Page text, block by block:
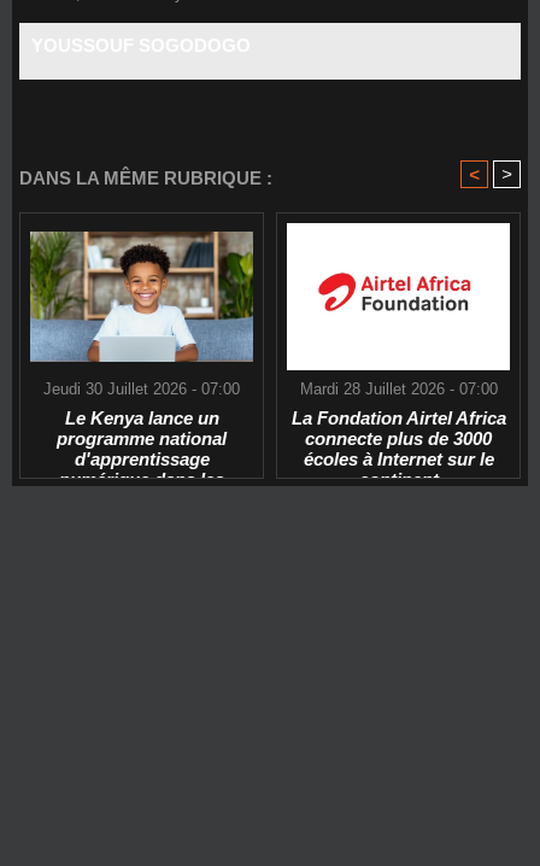
DANS LA MÊME RUBRIQUE : < >
Jeudi 30 Juillet 2026 - 07:00
Le Kenya lance un
programme national
d'apprentissage
numérique dans les
Mardi 28 Juillet 2026 - 07:00
La Fondation Airtel Africa
connecte plus de 3000
écoles à Internet sur le
continent